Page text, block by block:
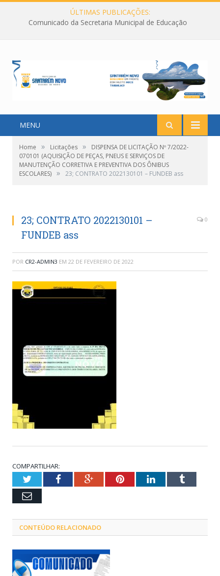
ÚLTIMAS PUBLICAÇÕES:
Comunicado da Secretaria Municipal de Educação
MENU
Home » Licitações »
DISPENSA DE LICITAÇÃO Nº 7/2022-
070101 (AQUISIÇÃO DE PEÇAS, PNEUS E SERVIÇOS DE
MANUTENÇÃO CORRETIVA E PREVENTIVA DOS ÔNIBUS
ESCOLARES) » 23; CONTRATO 2022130101 – FUNDEB ass
23; CONTRATO 2022130101 –
FUNDEB ass
0
POR CR2-ADMIN3 EM 22 DE FEVEREIRO DE 2022
COMPARTILHAR:
TwitterFacebookGoogle+PinterestLinkedInTumblr
Email
CONTEÚDO RELACIONADO